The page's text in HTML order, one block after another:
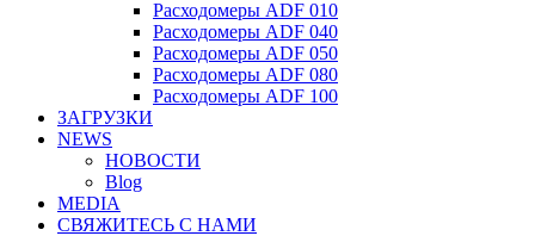
Расходомеры ADF 010
Расходомеры ADF 040
Расходомеры ADF 050
Расходомеры ADF 080
Расходомеры ADF 100
ЗАГРУЗКИ
NEWS
НОВОСТИ
Blog
MEDIA
СВЯЖИТЕСЬ С НАМИ